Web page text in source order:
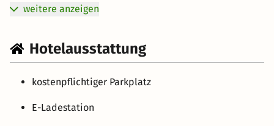
weitere anzeigen
Hotelausstattung
kostenpflichtiger Parkplatz
E-Ladestation